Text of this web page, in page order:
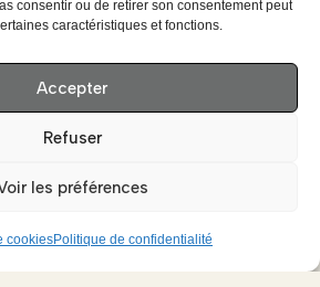
consentir ou de retirer son consentement peut
caractéristiques et fonctions.
Accepter
Refuser
les préférences
cookiesPolitique de confidentialité